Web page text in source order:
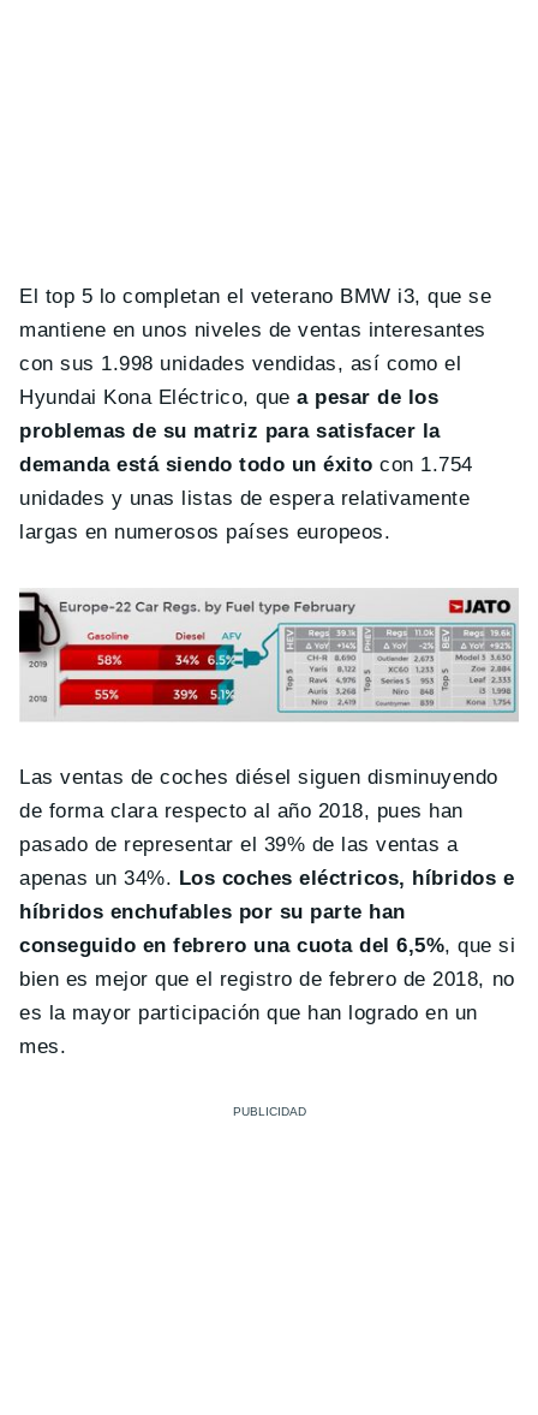
El top 5 lo completan el veterano BMW i3, que se
mantiene en unos niveles de ventas interesantes
con sus 1.998 unidades vendidas, así como el
Hyundai Kona Eléctrico, quea pesar de los
problemas de su matriz para satisfacer la
demanda está siendo todo un éxitocon 1.754
unidades y unas listas de espera relativamente
largas en numerosos países europeos.
Las ventas de coches diésel siguen disminuyendo
de forma clara respecto al año 2018, pues han
pasado de representar el 39% de las ventas a
apenas un 34%. Los coches eléctricos, híbridos e
híbridos enchufables por su parte han
conseguido en febrero una cuota del 6,5%, que si
bien es mejor que el registro de febrero de 2018, no
es la mayor participación que han logrado en un
mes.